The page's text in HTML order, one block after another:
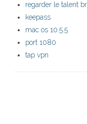
regarder le talent
keepass
mac os 10.5.5
port 1080
tap vpn